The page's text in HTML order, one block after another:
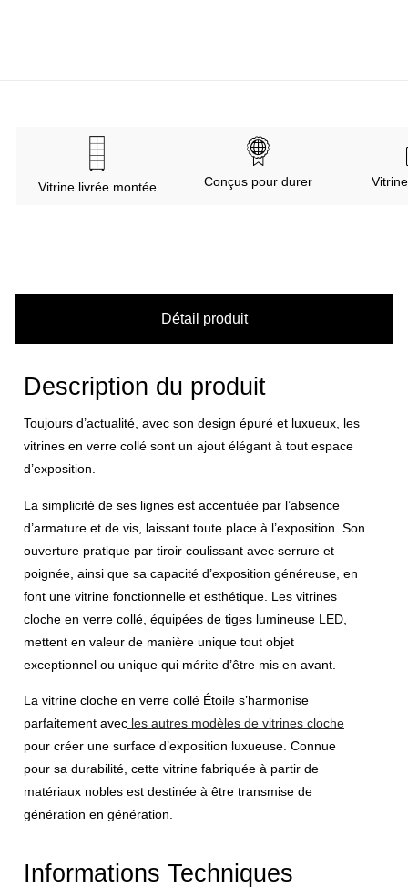
Vitrine livrée montée Conçus pour durer
Détail produit
Description du produit
Toujours d’actualité, avec son design épuré et luxueux, les
vitrines en verre collé sont un ajout élégant à tout espace
d’exposition.
La simplicité de ses lignes est accentuée par l’absence
d’armature et de vis , laissant toute place à l’exposition. Son
ouverture pratique par tiroir coulissant avec serrure et
poignée, ainsi que sa capacité d’exposition généreuse, en
font une vitrine fonctionnelle et esthétique. Les vitrines
cloche en verre collé, équipées de tiges lumineuse LED,
mettent en valeur de manière unique tout objet
exceptionnel ou unique qui mérite d’être mis en avant.
La vitrine cloche en verre collé Étoile s’harmonise
parfaitement avec les autres modèles de vitrines cloche
pour créer une surface d’exposition luxueuse. Connue
pour sa durabilité, cette vitrine fabriquée à partir de
matériaux nobles est destinée à être transmise de
génération en génération.
Informations Techniques